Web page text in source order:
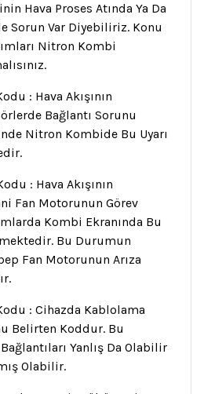
Hava Proses Atında Ya Da
Sorun Var Diyebiliriz. Konu
Nitron Kombi
: Hava Akışının
Bağlantı Sorunu
Nitron Kombide Bu Uyarı
: Hava Akışının
Fan Motorunun Görev
Kombi Ekranında Bu
Bu Durumun
Fan Motorunun Arıza
: Cihazda Kablolama
Belirten Koddur. Bu
Yanlış Da Olabilir
Olabilir.